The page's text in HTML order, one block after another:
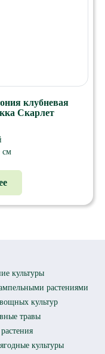
клубневая
Скарлет
см
обширным выбором
культуры
растениями
культур
травы
культуры